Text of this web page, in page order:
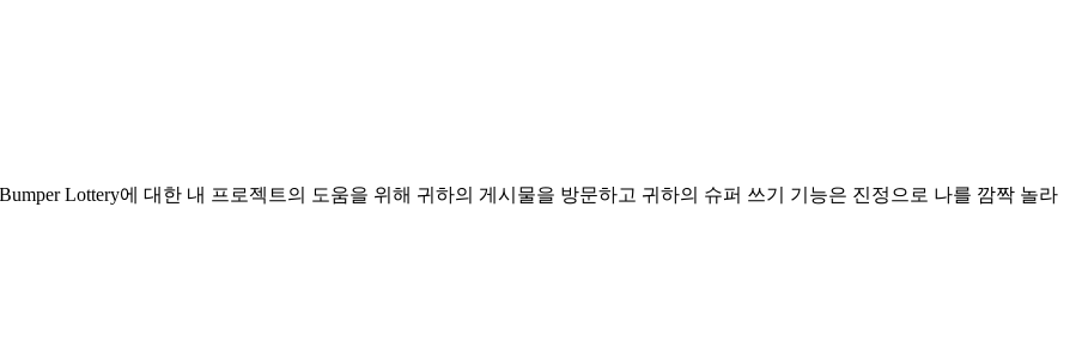
Lottery에 대한 내 프로젝트의 도움을 위해 귀하의 게시물을 방문하고 귀하의 슈퍼 쓰기 기능은 진정으로 나를 깜짝 놀라